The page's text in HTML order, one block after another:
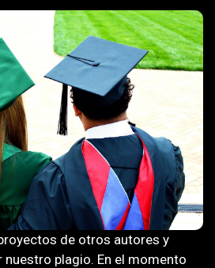
de otros autores y
plagio. En el momento